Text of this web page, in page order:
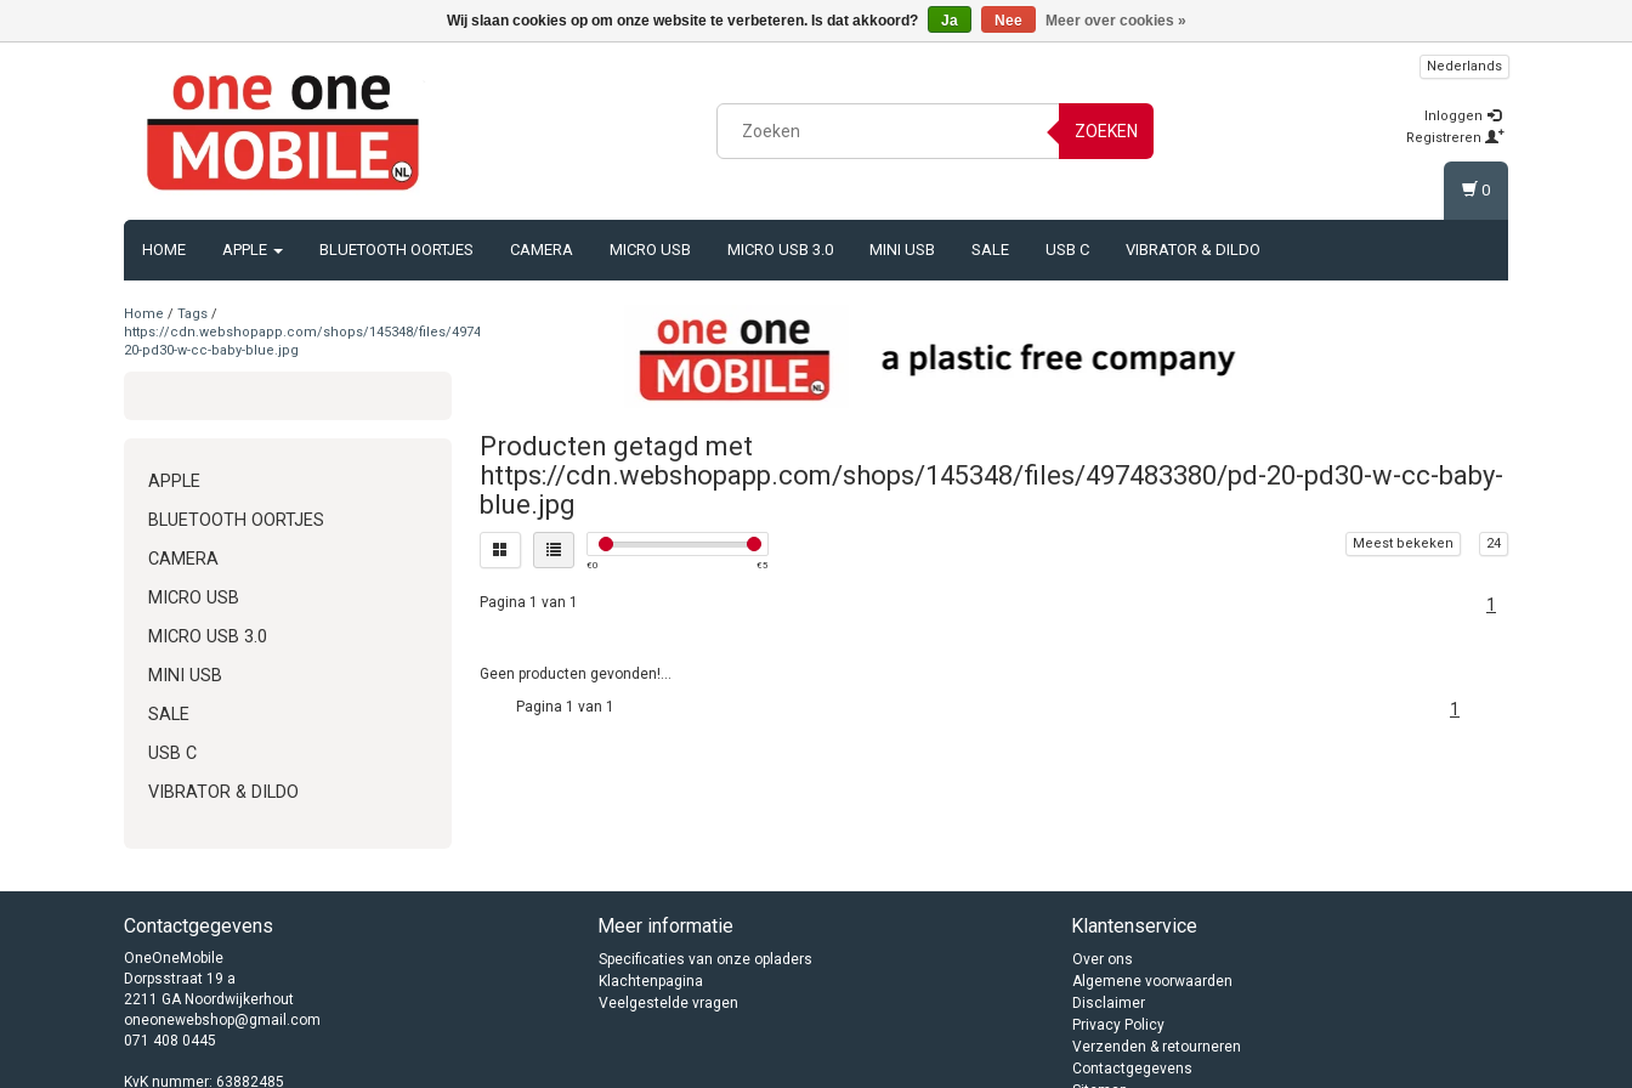
ZOEKEN
Nederlands
Inloggen
Registreren
HOME APPLE BLUETOOTH OORTJES CAMERA MICRO USB MICRO USB 3.0 MINI USB SALE USB C VIBRATOR & DILDO
0
Home / Tags /
https://cdn.webshopapp.com/shops/145348/files/497483380/pd-
20-pd30-w-cc-baby-blue.jpg
APPLE
BLUETOOTH OORTJES
CAMERA
MICRO USB
MICRO USB 3.0
MINI USB
SALE
USB C
VIBRATOR & DILDO
Producten getagd met
https://cdn.webshopapp.com/shops/145348/files/497483380/pd-20-pd30-w-cc-baby-
blue.jpg
€0 €5
Meest bekeken 24
Pagina 1 van 1 1
Geen producten gevonden!...
Pagina 1 van 1
1
Contactgegevens
OneOneMobile
Dorpsstraat 19 a
2211 GA Noordwijkerhout
oneonewebshop@gmail.com
071 408 0445
KvK nummer: 63882485
Meer informatie
Specificaties van onze opladers
Klachtenpagina
Veelgestelde vragen
Klantenservice
Over ons
Algemene voorwaarden
Disclaimer
Privacy Policy
Verzenden & retourneren
Contactgegevens
Wij slaan cookies op om onze website te verbeteren. Is dat akkoord? Ja Nee Meer over cookies »